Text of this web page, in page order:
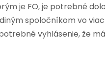
je FO, je potrebné
spoločníkom vo
vyhlásenie, že